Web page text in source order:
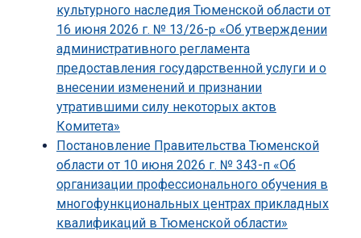
культурного наследия Тюменской области от
16 июня 2026 г. № 13/26-р «Об утверждении
административного регламента
предоставления государственной услуги и о
внесении изменений и признании
утратившими силу некоторых актов
Комитета»
Постановление Правительства Тюменской
области от 10 июня 2026 г. № 343-п «Об
организации профессионального обучения в
многофункциональных центрах прикладных
квалификаций в Тюменской области»